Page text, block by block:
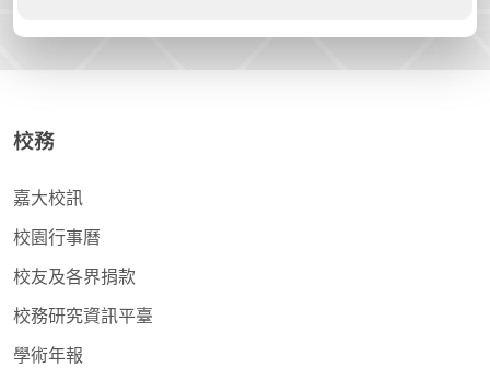
校務
嘉大校訊
校園行事曆
校友及各界捐款
校務研究資訊平臺
學術年報